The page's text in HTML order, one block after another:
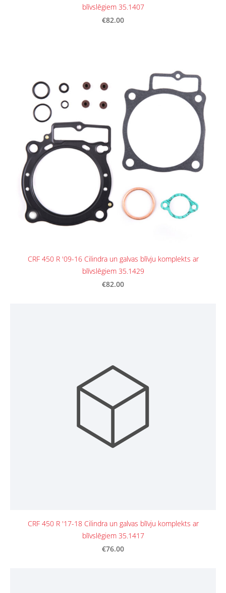
blīvslēgiem 35.1407
€82.00
CRF 450 R '09-16 Cilindra un galvas blīvju komplekts ar
blīvslēgiem 35.1429
€82.00
CRF 450 R '17-18 Cilindra un galvas blīvju komplekts ar
blīvslēgiem 35.1417
€76.00